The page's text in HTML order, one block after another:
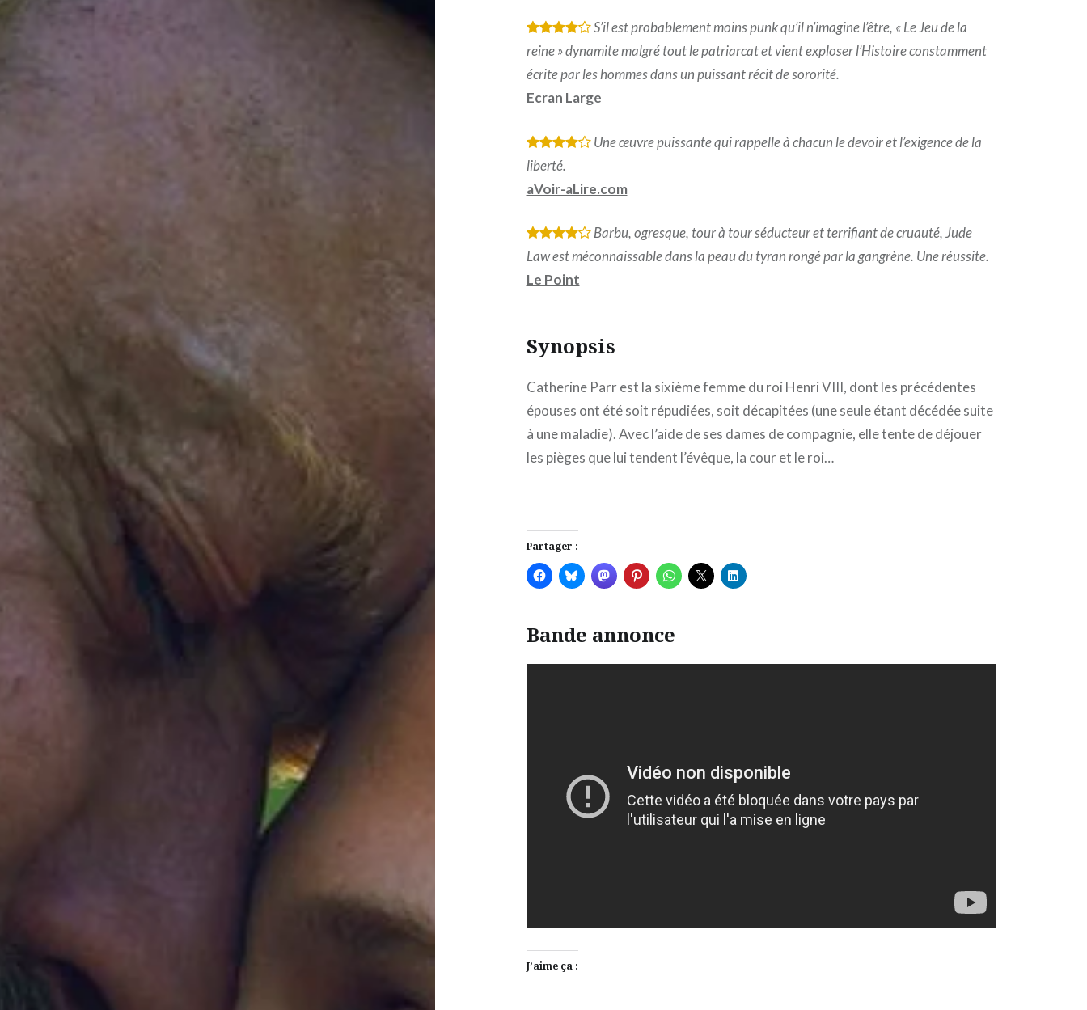
* * * *
S’il est probablement moins punk qu’il n’imagine l’être, « Le Jeu de la
reine » dynamite malgré tout le patriarcat et vient exploser l’Histoire constamment
écrite par les hommes dans un puissant récit de sororité.
Ecran Large
* * * *
Une œuvre puissante qui rappelle à chacun le devoir et l’exigence de la
liberté.
aVoir-aLire.com
* * * *
Barbu, ogresque, tour à tour séducteur et terrifiant de cruauté, Jude
Law est méconnaissable dans la peau du tyran rongé par la gangrène. Une réussite.
Le Point
Synopsis
Catherine Parr est la sixième femme du roi Henri VIII, dont les précédentes
épouses ont été soit répudiées, soit décapitées (une seule étant décédée suite
à une maladie). Avec l’aide de ses dames de compagnie, elle tente de déjouer
les pièges que lui tendent l’évêque, la cour et le roi…
Partager :
Bande annonce
J’aime ça :